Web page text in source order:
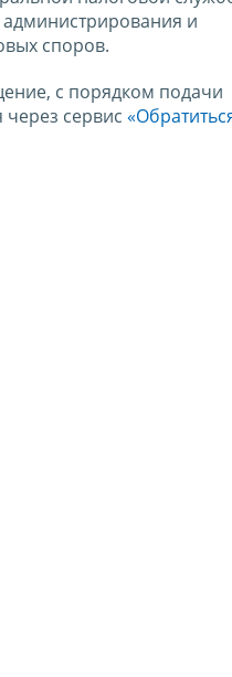
и
споров.
с порядком подачи
сервис